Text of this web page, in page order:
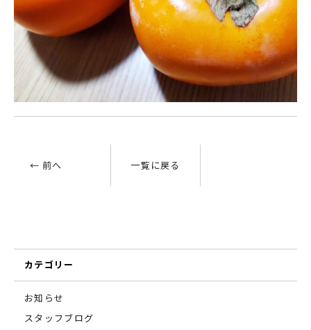
← 前へ 一覧に戻る
カテゴリー
お知らせ
スタッフブログ